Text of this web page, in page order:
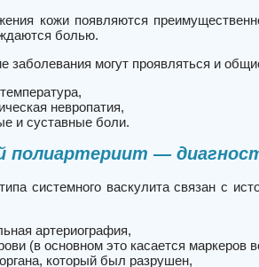
кожи появляются
болью.
заболевания могут проявляться и
невропатия,
и суставные боли.
полиартериит —
типа системного васкулита связан с
артериография,
(в основном это касается маркеров
который был разрушен,